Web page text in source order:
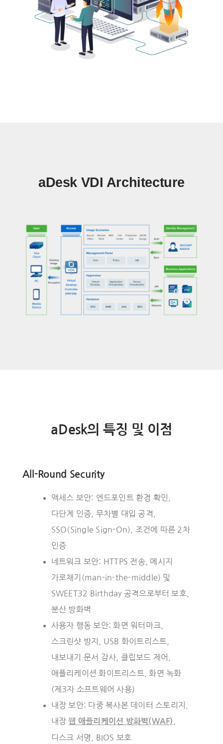
aDesk VDI Architecture
aDesk의 특징 및 이점
All-Round Security
액세스 보안: 엔드포인트 환경 확인,
다단계 인증, 무차별 대입 공격,
SSO(Single Sign-On), 조건에 따른 2차
인증
네트워크 보안: HTTPS 전송, 메시지
가로채기(man-in-the-middle) 및
SWEET32 Birthday 공격으로부터 보호,
분산 방화벽
사용자 행동 보안: 화면 워터마크,
스크린샷 방지, USB 화이트리스트,
내보내기 문서 감사, 클립보드 제어,
애플리케이션 화이트리스트, 화면 녹화
(제3자 소프트웨어 사용)
내장 보안: 다중 복사본 데이터 스토리지,
내장웹 애플리케이션 방화벽 (WAF)
디스크 서명, BIOS 보호